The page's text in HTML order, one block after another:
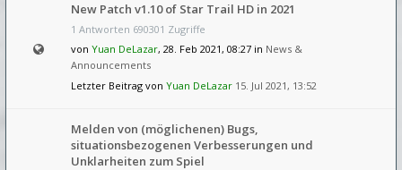
New Patch v1.10 of Star Trail HD in 2021
1 Antworten 690301 Zugriffe
von Yuan DeLazar, 28. Feb 2021, 08:27 in News &
Announcements
Letzter Beitrag von Yuan DeLazar 15. Jul 2021, 13:52
Melden von (möglichenen) Bugs,
situationsbezogenen Verbesserungen und
Unklarheiten zum Spiel